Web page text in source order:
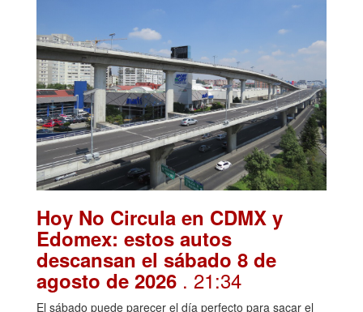
Hoy No Circula en CDMX y
Edomex: estos autos
descansan el sábado 8 de
agosto de 2026 . 21:34
El sábado puede parecer el día perfecto para sacar el